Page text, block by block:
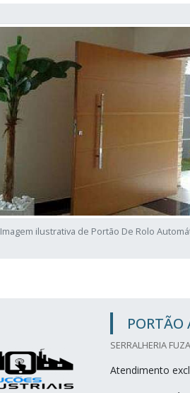
Imagem ilustrativa de Portão De Rolo
PORTÃO
SERRALHERIA
Atendimento